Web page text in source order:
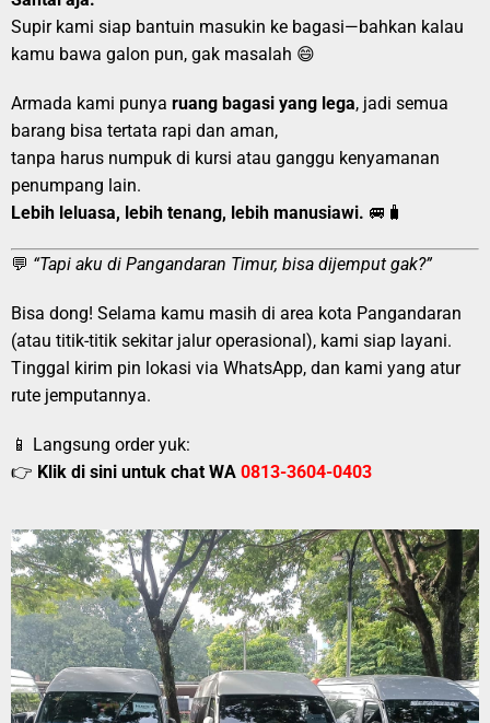
Supir kami siap bantuin masukin ke bagasi—bahkan kalau
kamu bawa galon pun, gak masalah 😄
Armada kami punya ruang bagasi yang lega, jadi semua
barang bisa tertata rapi dan aman,
tanpa harus numpuk di kursi atau ganggu kenyamanan
penumpang lain.
Lebih leluasa, lebih tenang, lebih manusiawi. 🚐🧳
💬 “Tapi aku di Pangandaran Timur, bisa dijemput gak?”
Bisa dong! Selama kamu masih di area kota Pangandaran
(atau titik-titik sekitar jalur operasional), kami siap layani.
Tinggal kirim pin lokasi via WhatsApp, dan kami yang atur
rute jemputannya.
📱 Langsung order yuk:
👉 Klik di sini untuk chat WA 0813-3604-0403